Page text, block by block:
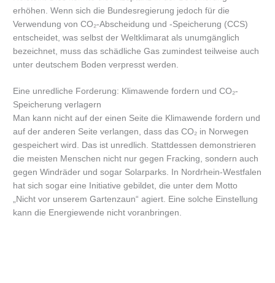
erhöhen. Wenn sich die Bundesregierung jedoch für die
Verwendung von CO₂-Abscheidung und -Speicherung (CCS)
entscheidet, was selbst der Weltklimarat als unumgänglich
bezeichnet, muss das schädliche Gas zumindest teilweise auch
unter deutschem Boden verpresst werden.
Eine unredliche Forderung: Klimawende fordern und CO₂-
Speicherung verlagern
Man kann nicht auf der einen Seite die Klimawende fordern und
auf der anderen Seite verlangen, dass das CO₂ in Norwegen
gespeichert wird. Das ist unredlich. Stattdessen demonstrieren
die meisten Menschen nicht nur gegen Fracking, sondern auch
gegen Windräder und sogar Solarparks. In Nordrhein-Westfalen
hat sich sogar eine Initiative gebildet, die unter dem Motto
„Nicht vor unserem Gartenzaun“ agiert. Eine solche Einstellung
kann die Energiewende nicht voranbringen.